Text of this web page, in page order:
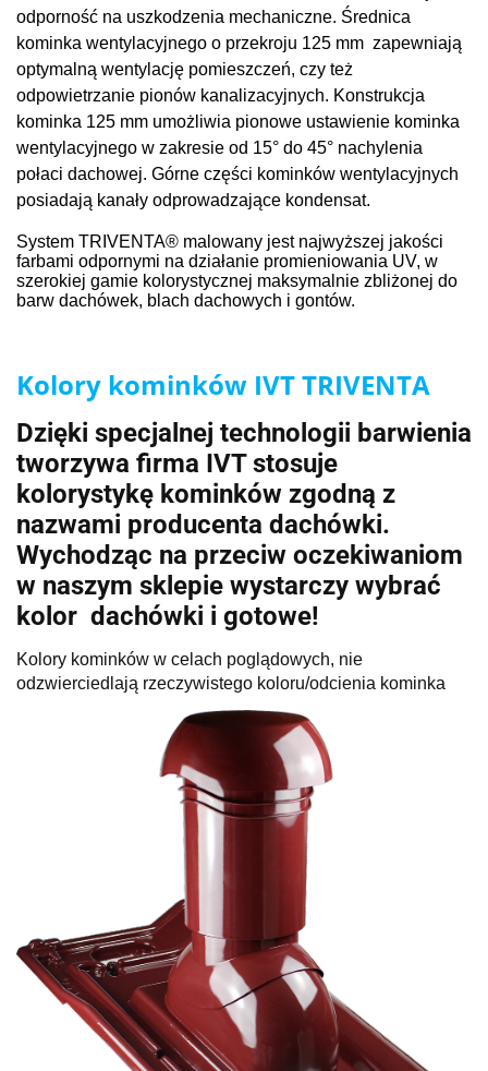
odporność na uszkodzenia mechaniczne. Średnica
kominka wentylacyjnego o przekroju 125 mm zapewniają
optymalną wentylację pomieszczeń, czy też
odpowietrzanie pionów kanalizacyjnych. Konstrukcja
kominka 125 mm umożliwia pionowe ustawienie kominka
wentylacyjnego w zakresie od 15° do 45° nachylenia
połaci dachowej. Górne części kominków wentylacyjnych
posiadają kanały odprowadzające kondensat.
System TRIVENTA® malowany jest najwyższej jakości
farbami odpornymi na działanie promieniowania UV, w
szerokiej gamie kolorystycznej maksymalnie zbliżonej do
barw dachówek, blach dachowych i gontów.
Kolory kominków IVT TRIVENTA
Dzięki specjalnej technologii barwienia
tworzywa firma IVT stosuje
kolorystykę kominków zgodną z
nazwami producenta dachówki.
Wychodząc na przeciw oczekiwaniom
w naszym sklepie wystarczy wybrać
kolor dachówki i gotowe!
Kolory kominków w celach poglądowych, nie
odzwierciedlają rzeczywistego koloru/odcienia kominka